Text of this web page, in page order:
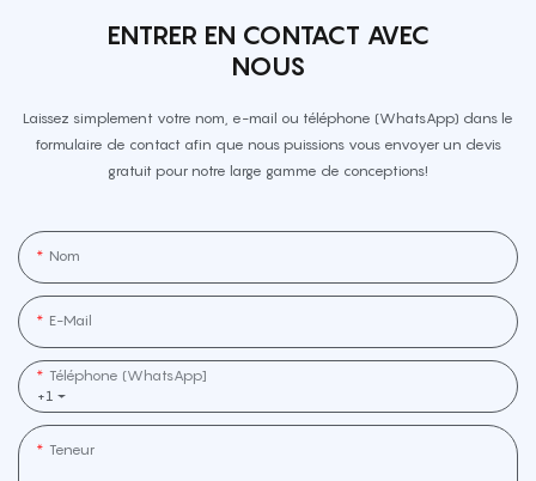
ENTRER EN CONTACT AVEC
NOUS
Laissez simplement votre nom, e-mail ou téléphone (WhatsApp) dans le
formulaire de contact afin que nous puissions vous envoyer un devis
gratuit pour notre large gamme de conceptions!
Nom
E-Mail
+1
Téléphone (WhatsApp]
Teneur